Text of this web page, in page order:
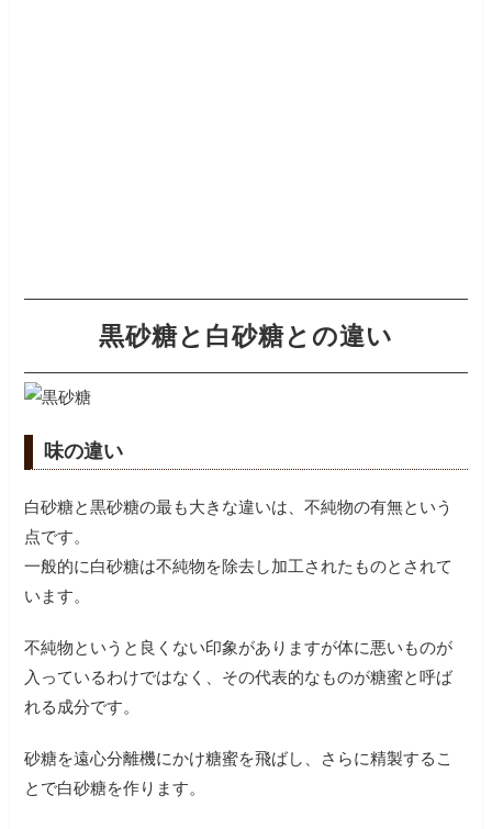
黒砂糖と白砂糖との違い
味の違い
白砂糖と黒砂糖の最も大きな違いは、不純物の有無という
点です。
一般的に白砂糖は不純物を除去し加工されたものとされて
います。
不純物というと良くない印象がありますが体に悪いものが
入っているわけではなく、その代表的なものが糖蜜と呼ば
れる成分です。
砂糖を遠心分離機にかけ糖蜜を飛ばし、さらに精製するこ
とで白砂糖を作ります。